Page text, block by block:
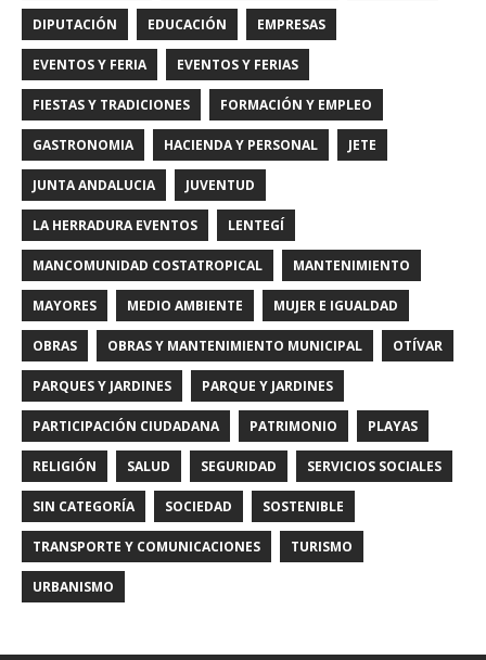
DIPUTACIÓN EDUCACIÓN EMPRESAS
EVENTOS Y FERIA EVENTOS Y FERIAS
FIESTAS Y TRADICIONES FORMACIÓN Y EMPLEO
GASTRONOMIA HACIENDA Y PERSONAL JETE
JUNTA ANDALUCIA JUVENTUD
LA HERRADURA EVENTOS LENTEGÍ
MANCOMUNIDAD COSTATROPICAL MANTENIMIENTO
MAYORES MEDIO AMBIENTE MUJER E IGUALDAD
OBRAS OBRAS Y MANTENIMIENTO MUNICIPAL OTÍVAR
PARQUES Y JARDINES PARQUE Y JARDINES
PARTICIPACIÓN CIUDADANA PATRIMONIO PLAYAS
RELIGIÓN SALUD SEGURIDAD SERVICIOS SOCIALES
SIN CATEGORÍA SOCIEDAD SOSTENIBLE
TRANSPORTE Y COMUNICACIONES TURISMO
URBANISMO